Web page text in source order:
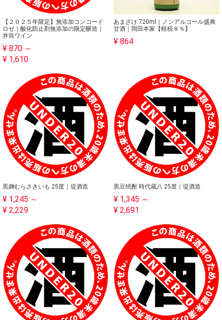
【２０２５年限定】無添加コンコード
ロゼ｜酸化防止剤無添加の限定醸造｜
井筒ワイン
¥ 870 ～
¥ 1,610
あまざけ 720ml｜ノンアルコール盛典
甘酒｜岡田本家【軽税８％】
¥ 864
黒麹むらさきいも 25度｜堤酒造
¥ 1,245 ～
¥ 2,229
黒豆焼酎 時代蔵八 25度｜堤酒造
¥ 1,345 ～
¥ 2,691